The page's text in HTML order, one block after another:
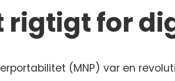
rigtigt for
(MNP) var en